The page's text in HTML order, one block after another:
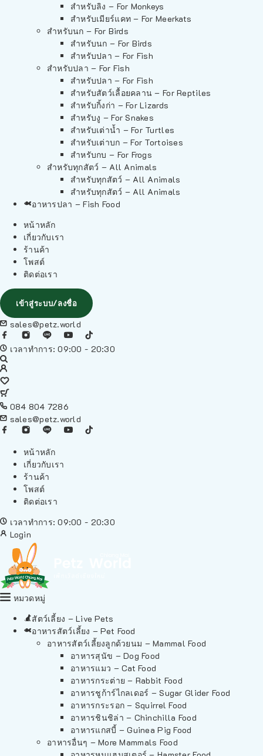
สำหรับลิง – For Monkeys
สำหรับเมียร์แคท – For Meerkats
สำหรับนก – For Birds
สำหรับนก – For Birds
สำหรับปลา – For Fish
สำหรับปลา – For Fish
สำหรับปลา – For Fish
สำหรับสัตว์เลื้อยคลาน – For Reptiles
สำหรับกิ้งก่า – For Lizards
สำหรับงู – For Snakes
สำหรับเต่าน้ำ – For Turtles
สำหรับเต่าบก – For Tortoises
สำหรับกบ – For Frogs
สำหรับทุกสัตว์ – All Animals
สำหรับทุกสัตว์ – All Animals
สำหรับทุกสัตว์ – All Animals
อาหารปลา – Fish Food
หน้าหลัก
เกี่ยวกับเรา
ร้านค้า
โพสต์
ติดต่อเรา
เข้าสู่ระบบ/ลงชื่อ
sales@petz.world
เวลาทำการ: 09:00 - 20:30
084 804 7286
sales@petz.world
หน้าหลัก
เกี่ยวกับเรา
ร้านค้า
โพสต์
ติดต่อเรา
เวลาทำการ: 09:00 - 20:30
Login
หมวดหมู่
สัตว์เลี้ยง – Live Pets
อาหารสัตว์เลี้ยง – Pet Food
อาหารสัตว์เลี้ยงลูกด้วยนม – Mammal Food
อาหารสุนัข – Dog Food
อาหารแมว – Cat Food
อาหารกระต่าย – Rabbit Food
อาหารชูก้าร์ไกลเดอร์ – Sugar Glider Food
อาหารกระรอก – Squirrel Food
อาหารชินชิล่า – Chinchilla Food
อาหารแกสบี้ – Guinea Pig Food
อาหารอื่นๆ – More Mammals Food